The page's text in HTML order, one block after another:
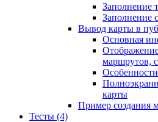
Заполнение
Заполнение
Вывод карты в
Основная
маршрутов,
карты
Пример создания
Тесты (4)